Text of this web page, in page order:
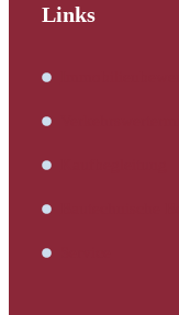
Links